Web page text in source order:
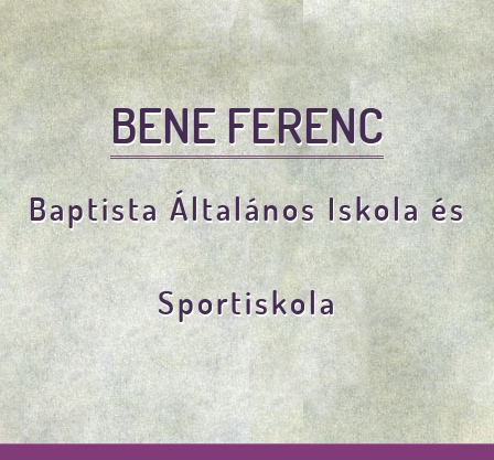
BENE FERENC
Baptista Általános Iskola és
Sportiskola